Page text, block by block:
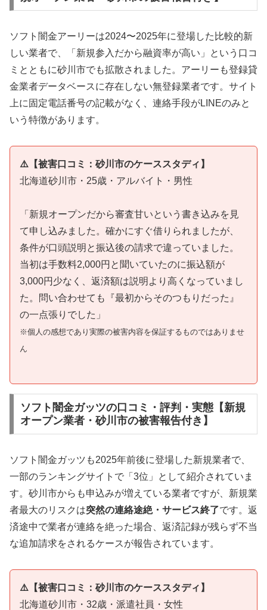
ソフト闇金アーリーは2024〜2025年に登場した比較的新
しい業者で、「新規参入だから融資率が高い」という口コ
ミとともに砂川市でも拡散されました。アーリーも登録貸
金業者データベースに存在しない無登録業者です。サイト
上に固定電話番号の記載がなく、連絡手段がLINEのみと
いう特徴があります。
⚠️【被害口コミ：砂川市のケーススタディ】
北海道砂川市・25歳・アルバイト・男性
「新規オープンだから審査甘いという書き込みを見
て申し込みました。確かにすぐ借りられましたが、
条件が口頭説明と振込後の請求で違っていました。
当初は手数料2,000円と聞いていたのに振込額が
3,000円少なく、返済額は説明より高くなっていまし
た。問い合わせても『最初からそのつもりだった』
の一点張りでした」
※個人の感想であり実際の被害内容を保証するものではありませ
ん
ソフト闇金ガッツの口コミ・評判・実態【新規
オープン業者・砂川市の被害報告付き】
ソフト闇金ガッツも2025年前後に登場した新規業者で、
一部のランキングサイトで「3位」として紹介されていま
す。砂川市からも申込みが増えている業者ですが、新規業
者最大のリスクは突然の連絡途絶・サービス終了です。返
済途中で業者が連絡を絶った場合、返済記録が残らず不当
な追加請求をされるケースが報告されています。
⚠️【被害口コミ：砂川市のケーススタディ】
北海道砂川市・32歳・派遣社員・女性